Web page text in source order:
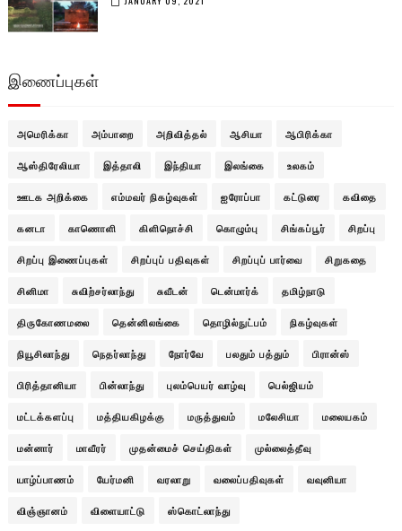
இணைப்புகள்
அமெரிக்கா அம்பாறை அறிவித்தல் ஆசியா ஆபிரிக்கா
ஆஸ்திரேலியா இத்தாலி இந்தியா இலங்கை உலகம்
ஊடக அறிக்கை எம்மவர் நிகழ்வுகள் ஐரோப்பா கட்டுரை கவிதை
கனடா காணொளி கிளிநொச்சி கொழும்பு சிங்கப்பூர் சிறப்பு
சிறப்பு இணைப்புகள் சிறப்புப் பதிவுகள் சிறப்புப் பார்வை சிறுகதை
சினிமா சுவிற்சர்லாந்து சுவீடன் டென்மார்க் தமிழ்நாடு
திருகோணமலை தென்னிலங்கை தொழில்நுட்பம் நிகழ்வுகள்
நியூசிலாந்து நெதர்லாந்து நோர்வே பலதும் பத்தும் பிரான்ஸ்
பிரித்தானியா பின்லாந்து புலம்பெயர் வாழ்வு பெல்ஜியம்
மட்டக்களப்பு மத்தியகிழக்கு மருத்துவம் மலேசியா மலையகம்
மன்னார் மாவீரர் முதன்மைச் செய்திகள் முல்லைத்தீவு
யாழ்ப்பாணம் யேர்மனி வரலாறு வலைப்பதிவுகள் வவுனியா
விஞ்ஞானம் விளையாட்டு ஸ்கொட்லாந்து